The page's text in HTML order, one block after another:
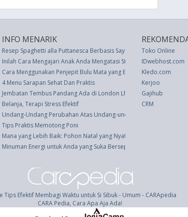
INFO MENARIK
Resep Spaghetti alla Puttanesca Berbasis Sayuran
Inilah Cara Mengajari Anak Anda Mengatasi Stres
Cara Menggunakan Penjepit Bulu Mata yang Benar
4 Menu Sarapan Sehat Dan Praktis
Jembatan Tembus Pandang Ada di London Lho!
Belanja, Terapi Stress Efektif
Undang-Undang Perubahan Atas Undang-undang Nomor 7 Tahun
Tips Praktis Memotong Poni
Mana yang Lebih Baik: Pohon Natal yang Nyata atau Palsu?
Minuman Energi untuk Anda yang Suka Bersepeda: Penjelasan Hidrasi
Toko Online
IDwebhost.com
Kledo.com
Kerjoo
Gajihub
CRM
Tips Efektif Membagi Waktu untuk Si Sibuk - Umum - CARApedia
CARA Pedia, Cara Apa Aja Ada!